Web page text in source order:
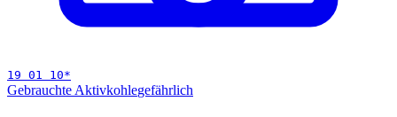
19 01 10*
Gebrauchte Aktivkohlegefährlich